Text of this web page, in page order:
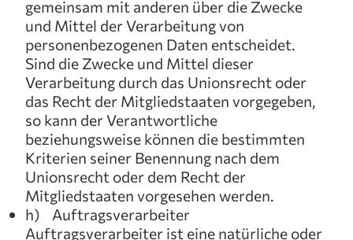
gemeinsam mit anderen über die Zwecke
und Mittel der Verarbeitung von
personenbezogenen Daten entscheidet.
Sind die Zwecke und Mittel dieser
Verarbeitung durch das Unionsrecht oder
das Recht der Mitgliedstaaten vorgegeben,
so kann der Verantwortliche
beziehungsweise können die bestimmten
Kriterien seiner Benennung nach dem
Unionsrecht oder dem Recht der
Mitgliedstaaten vorgesehen werden.
h) Auftragsverarbeiter
Auftragsverarbeiter ist eine natürliche oder